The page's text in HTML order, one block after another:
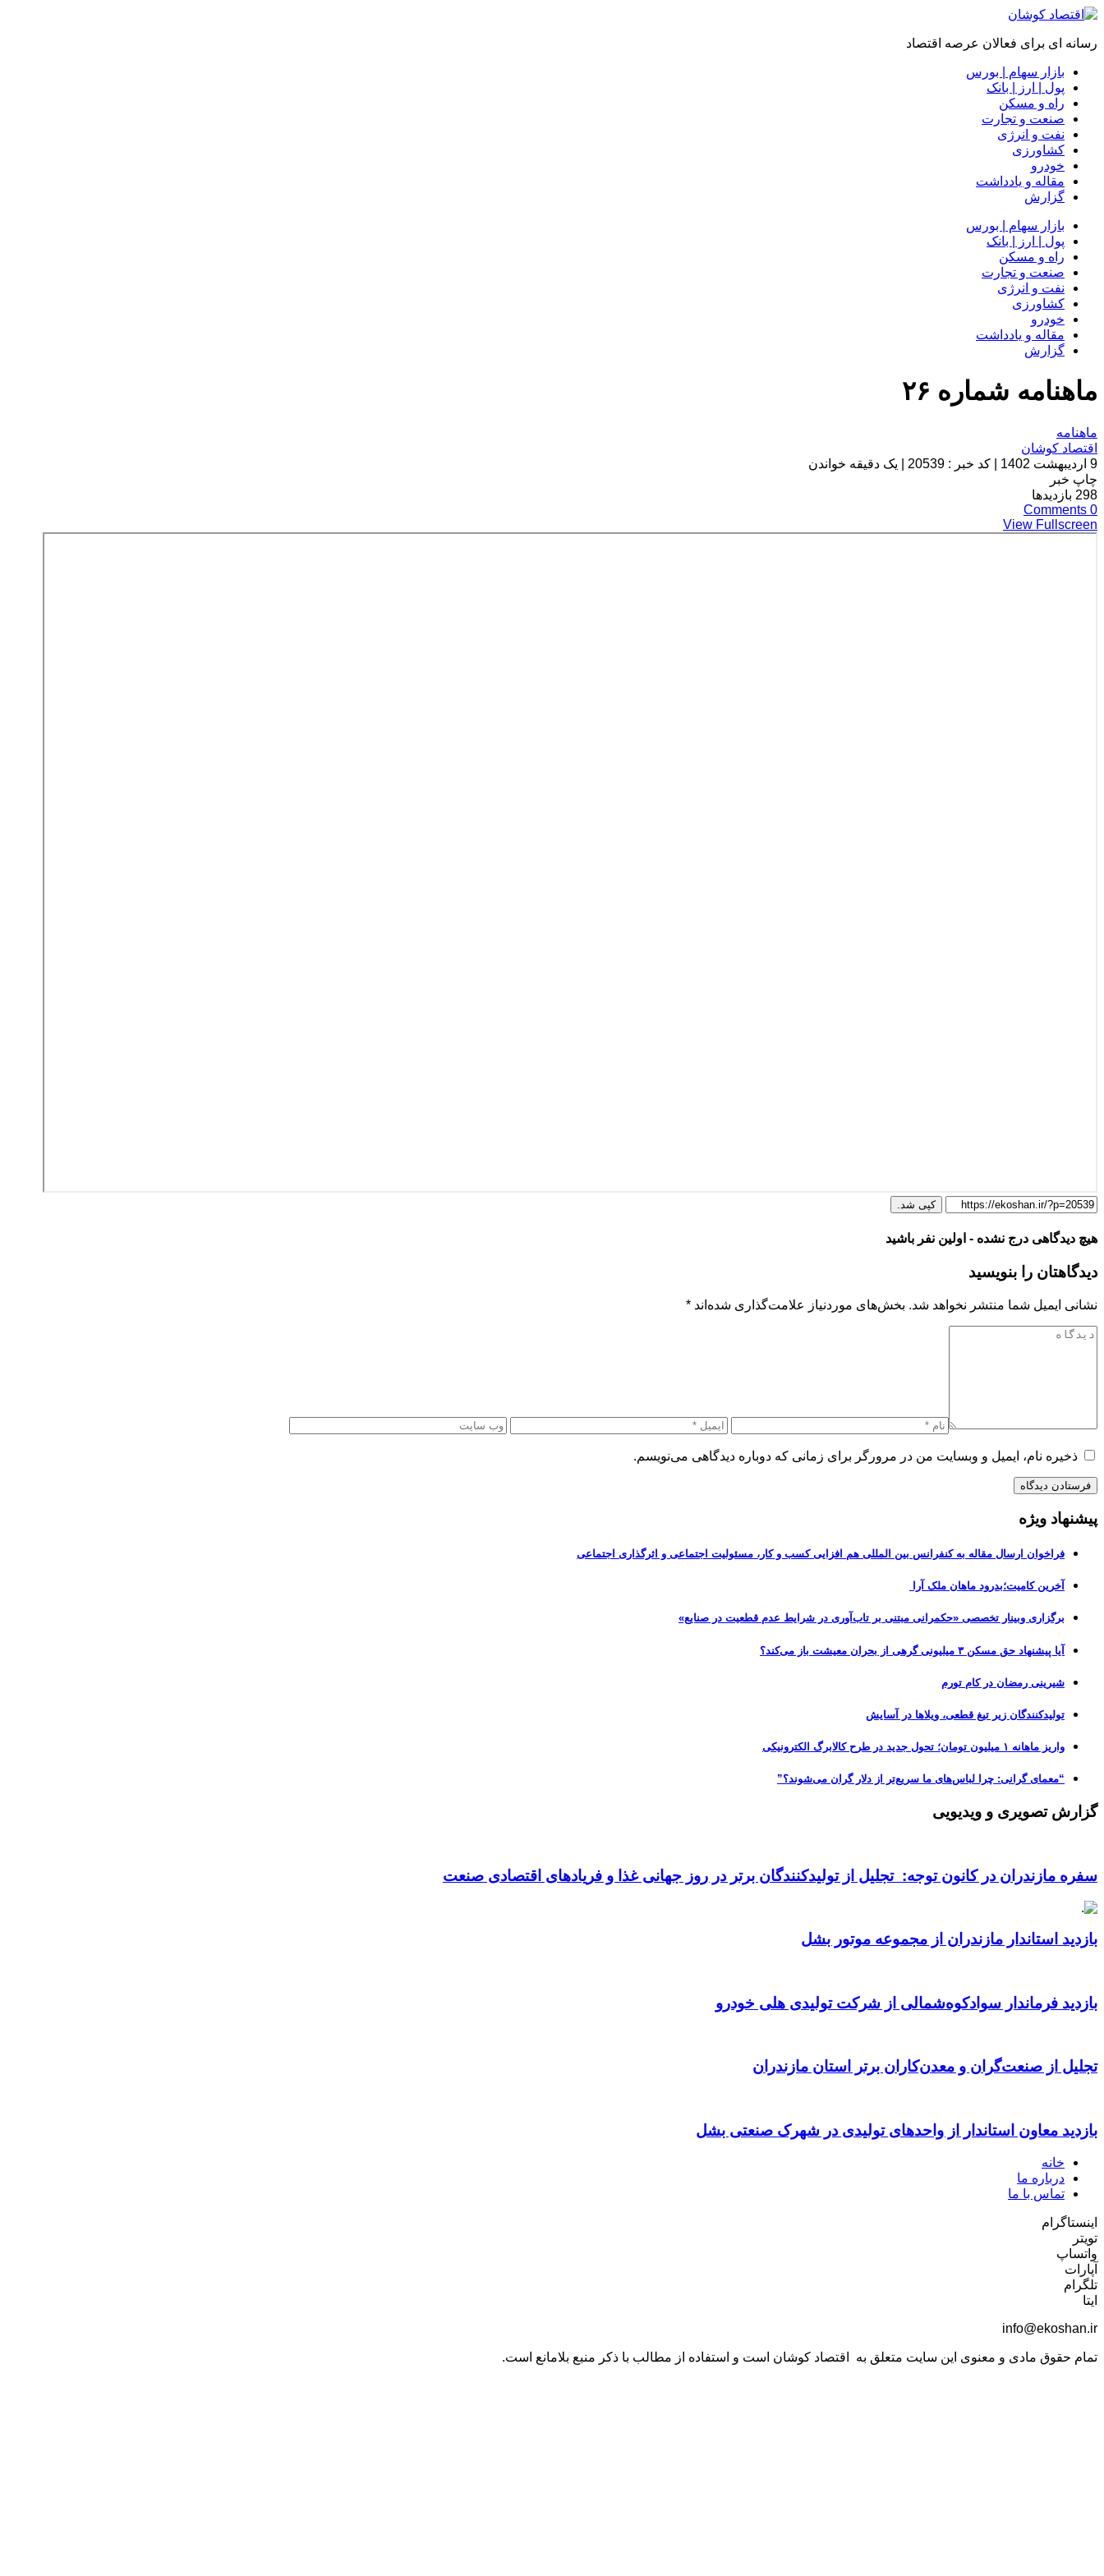
رسانه ای برای فعالان عرصه اقتصاد
بازار سهام | بورس
پول | ارز | بانک
راه و مسکن
صنعت و تجارت
نفت و انرژی
کشاورزی
خودرو
مقاله و یادداشت
گزارش
بازار سهام | بورس
پول | ارز | بانک
راه و مسکن
صنعت و تجارت
نفت و انرژی
کشاورزی
خودرو
مقاله و یادداشت
گزارش
ماهنامه شماره ۲۶
ماهنامه
اقتصاد کوشان
9 اردیبهشت 1402
کد خبر : 20539
یک دقیقه خواندن
چاپ خبر
298 بازدیدها
0
Comments
View Fullscreen
کپی شد.
هیچ دیدگاهی درج نشده - اولین نفر باشید
دیدگاهتان را بنویسید
نشانی ایمیل شما منتشر نخواهد شد. بخش‌های موردنیاز علامت‌گذاری شده‌اند *
ذخیره نام، ایمیل و وبسایت من در مرورگر برای زمانی که دوباره دیدگاهی می‌نویسم.
پیشنهاد ویژه
فراخوان ارسال مقاله به کنفرانس بین المللی هم افزایی کسب و کار، مسئولیت اجتماعی و اثرگذاری اجتماعی
آخرین کامیت؛بدرود ماهان ملک آرا
برگزاری وبینار تخصصی «حکمرانی مبتنی بر تاب‌آوری در شرایط عدم قطعیت در صنایع»
آیا پیشنهاد حق مسکن ۳ میلیونی گرهی از بحران معیشت باز می‌کند؟
شیرینی رمضان در کام تورم
تولیدکنندگان زیر تیغ قطعی، ویلاها در آسایش
واریز ماهانه ۱ میلیون تومان؛ تحول جدید در طرح کالابرگ الکترونیکی
“معمای گرانی: چرا لباس‌های ما سریع‌تر از دلار گران می‌شوند؟”
گزارش تصویری و ویدیویی
سفره مازندران در کانون توجه: تجلیل از تولیدکنندگان برتر در روز جهانی غذا و فریادهای اقتصادی صنعت
بازدید استاندار مازندران از مجموعه موتور بشل
بازدید فرماندار سوادکوه‌شمالی از شرکت تولیدی هلی خودرو
تجلیل از صنعت‌گران و معدن‌کاران برتر استان مازندران
بازدید معاون استاندار از واحدهای تولیدی در شهرک صنعتی بشل
خانه
درباره ما
تماس با ما
اینستاگرام
تویتر
واتساپ
آپارات
تلگرام
ایتا
info@ekoshan.ir
تمام حقوق مادی و معنوی این سایت متعلق به اقتصاد کوشان است و استفاده از مطالب با ذکر منبع بلامانع است.